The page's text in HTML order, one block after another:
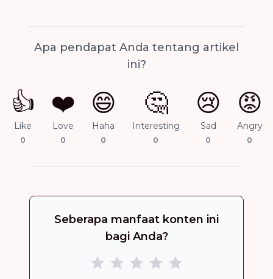
Apa pendapat Anda tentang artikel
ini?
👍
Like
0
❤️
Love
0
😄
Haha
0
🤔
Interesting
0
😢
Sad
0
😡
Angry
0
Seberapa manfaat konten ini
bagi Anda?